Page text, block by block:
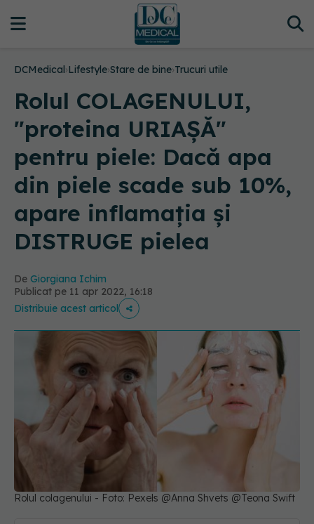
DCMedical›Lifestyle›Stare de bine›Trucuri utile
Rolul COLAGENULUI,
"proteina URIAȘĂ"
pentru piele: Dacă apa
din piele scade sub 10%,
apare inflamaţia și
DISTRUGE pielea
De Giorgiana Ichim
Publicat pe 11 apr 2022, 16:18
Distribuie acest articol
Rolul colagenului - Foto: Pexels @Anna Shvets @Teona Swift